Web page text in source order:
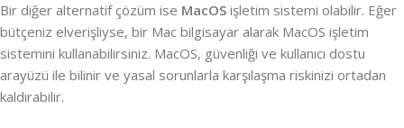
Bir diğer alternatif çözüm ise MacOS işletim sistemi olabilir. Eğer
bütçeniz elverişliyse, bir Mac bilgisayar alarak MacOS işletim
sistemini kullanabilirsiniz. MacOS, güvenliği ve kullanıcı dostu
arayüzü ile bilinir ve yasal sorunlarla karşılaşma riskinizi ortadan
kaldırabilir.